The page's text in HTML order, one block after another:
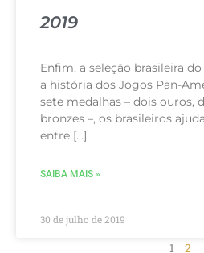
2019
Enfim, a seleção brasileira
a história dos Jogos Pan-
sete medalhas – dois ouros,
bronzes –, os brasileiros
entre […]
SAIBA MAIS »
30 de julho de 2019
1 2